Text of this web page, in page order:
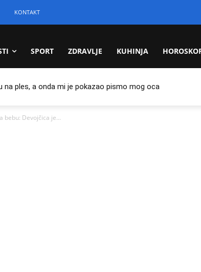
KONTAKT
SPORT ZDRAVLJE KUHINJA
ples, a onda mi je pokazao pismo mog oca
bebu: Devojčica je...